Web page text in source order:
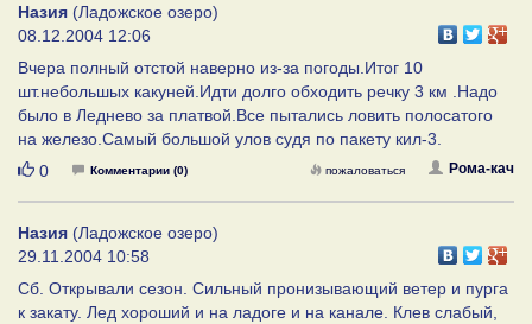
Назия (Ладожское озеро)
08.12.2004 12:06
Вчера полный отстой наверно из-за погоды.Итог 10
шт.небольшых какуней.Идти долго обходить речку 3 км .Надо
было в Леднево за платвой.Все пытались ловить полосатого
на железо.Самый большой улов судя по пакету кил-3.
Нравится
0 Комментарии (0) Рома-кач
пожаловаться
Назия (Ладожское озеро)
29.11.2004 10:58
Cб. Открывали сезон. Сильный пронизывающий ветер и пурга
к закату. Лед хороший и на ладоге и на канале. Клев слабый,